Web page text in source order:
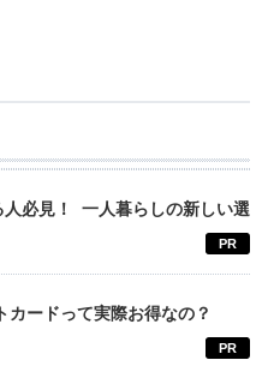
人必見！ 一人暮らしの新しい選
PR
カードって実際お得なの？
PR